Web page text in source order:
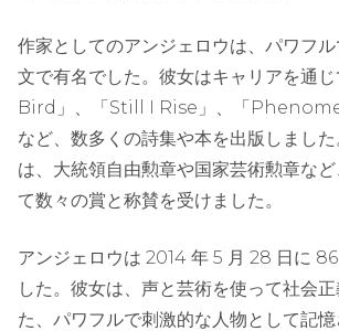
作家としてのアンジェロウは、パワフ
文で有名でした。彼女はキャリアを通
Bird」、「Still I Rise」、「
など、数多くの詩集や本を出版しまし
は、大統領自由勲章や国家芸術勲章な
て数々の賞と称賛を受けました。
アンジェロウは 2014 年 5 月 28 日に
した。彼女は、声と芸術を使って社会
た、パワフルで刺激的な人物として記憶